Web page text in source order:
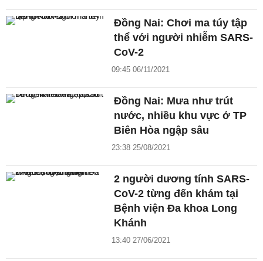
Đồng Nai: Chơi ma túy tập
thể với người nhiễm SARS-
CoV-2
09:45 06/11/2021
Đồng Nai: Mưa như trút
nước, nhiều khu vực ở TP
Biên Hòa ngập sâu
23:38 25/08/2021
2 người dương tính SARS-
CoV-2 từng đến khám tại
Bệnh viện Đa khoa Long
Khánh
13:40 27/06/2021